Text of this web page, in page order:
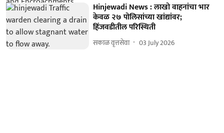
Hinjewadi News : लाखो वाहनांचा भार
केवळ २७ पोलिसांच्या खांद्यांवर;
हिंजवडीतील परिस्थिती
सकाळ वृत्तसेवा 03 July 2026